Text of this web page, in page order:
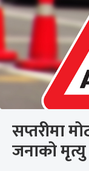
सप्तरीमा
जनाको मृत्यु